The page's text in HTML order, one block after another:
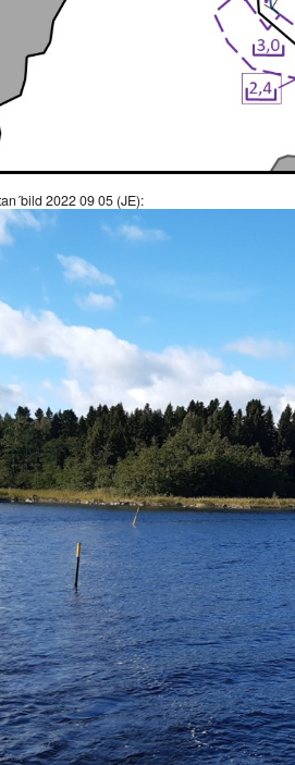
2022 09 05 (JE):